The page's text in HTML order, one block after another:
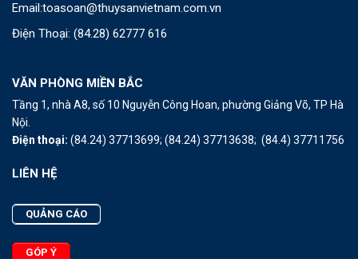
Email:toasoan@thuysanvietnam.com.vn
Điện Thoại: (84.28) 62777 616
VĂN PHÒNG MIỀN BẮC
Tầng 1, nhà A8, số 10 Nguyễn Công Hoan, phường Giảng Võ, TP Hà
Nội.
Điện thoại: (84.24) 37713699; (84.24) 37713638; (84.4) 37711756
LIÊN HỆ
QUẢNG CÁO
GÓP Ý